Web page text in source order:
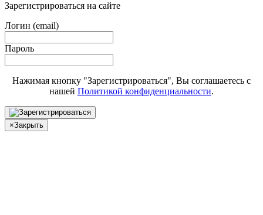
Зарегистрироваться на сайте
Логин (email)
Пароль
Нажимая кнопку "Зарегистрироваться", Вы соглашаетесь с
нашей Политикой конфиденциальности.
×Закрыть